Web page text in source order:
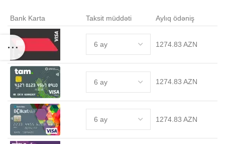
Bank Karta Taksit müddəti Aylıq ödəniş
1274.83 AZN
1274.83 AZN
1274.83 AZN